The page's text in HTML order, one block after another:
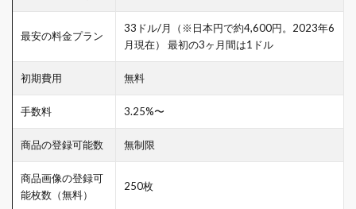
最安の料金プラン
33ドル/月（※日本円で約4,600円。2023年6
月現在） 最初の3ヶ月間は1ドル
初期費用 無料
手数料 3.25%〜
商品の登録可能数 無制限
商品画像の登録可
能枚数（無料）
250枚